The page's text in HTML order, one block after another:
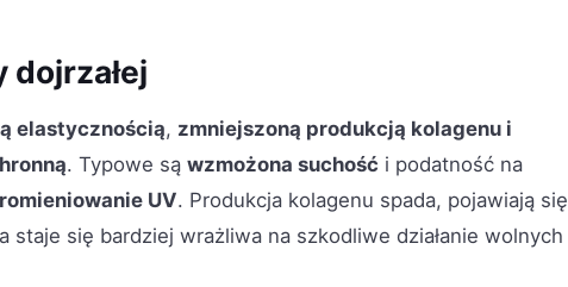
elastycznością, zmniejszoną produkcją kolagenu i
. Typowe są wzmożona suchość i podatność na
UV. Produkcja kolagenu spada, pojawiają się
staje się bardziej wrażliwa na szkodliwe działanie wolnych